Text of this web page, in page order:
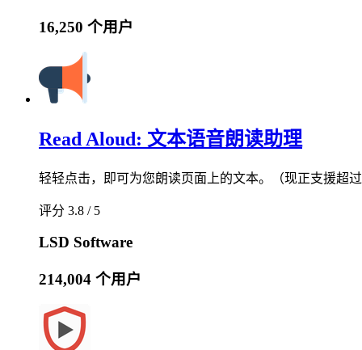
16,250 个用户
Read Aloud: 文本语音朗读助理
轻轻点击，即可为您朗读页面上的文本。（现正支援超过
评分 3.8 / 5
LSD Software
214,004 个用户